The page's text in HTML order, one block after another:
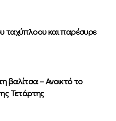
ταχύπλοου και παρέσυρε
βαλίτσα – Ανοικτό το
Τετάρτης